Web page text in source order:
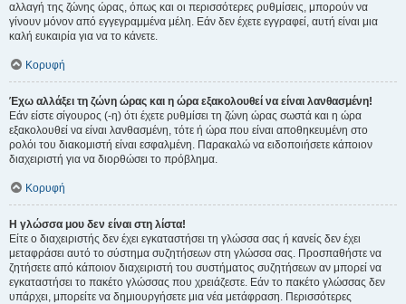
αλλαγή της ζώνης ώρας, όπως και οι περισσότερες ρυθμίσεις, μπορούν να
γίνουν μόνον από εγγεγραμμένα μέλη. Εάν δεν έχετε εγγραφεί, αυτή είναι μια
καλή ευκαιρία για να το κάνετε.
Κορυφή
Έχω αλλάξει τη ζώνη ώρας και η ώρα εξακολουθεί να είναι λανθασμένη!
Εάν είστε σίγουρος (-η) ότι έχετε ρυθμίσει τη ζώνη ώρας σωστά και η ώρα
εξακολουθεί να είναι λανθασμένη, τότε ή ώρα που είναι αποθηκευμένη στο
ρολόι του διακομιστή είναι εσφαλμένη. Παρακαλώ να ειδοποιήσετε κάποιον
διαχειριστή για να διορθώσει το πρόβλημα.
Κορυφή
Η γλώσσα μου δεν είναι στη λίστα!
Είτε ο διαχειριστής δεν έχει εγκαταστήσει τη γλώσσα σας ή κανείς δεν έχει
μεταφράσει αυτό το σύστημα συζητήσεων στη γλώσσα σας. Προσπαθήστε να
ζητήσετε από κάποιον διαχειριστή του συστήματος συζητήσεων αν μπορεί να
εγκαταστήσει το πακέτο γλώσσας που χρειάζεστε. Εάν το πακέτο γλώσσας δεν
υπάρχει, μπορείτε να δημιουργήσετε μια νέα μετάφραση. Περισσότερες